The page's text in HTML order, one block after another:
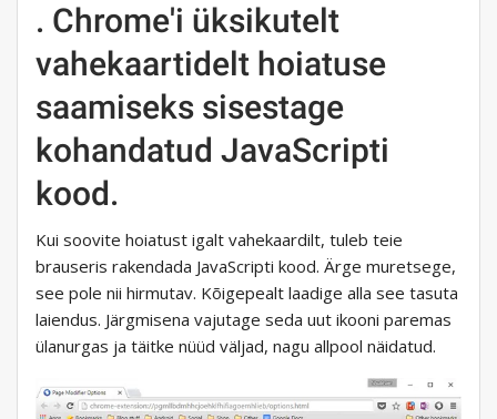
. Chrome'i üksikutelt
vahekaartidelt hoiatuse
saamiseks sisestage
kohandatud JavaScripti
kood.
Kui soovite hoiatust igalt vahekaardilt, tuleb teie
brauseris rakendada JavaScripti kood. Ärge muretsege,
see pole nii hirmutav. Kõigepealt laadige alla see tasuta
laiendus. Järgmisena vajutage seda uut ikooni paremas
ülanurgas ja täitke nüüd väljad, nagu allpool näidatud.